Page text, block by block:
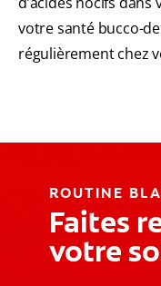
votre santé bucco-
régulièrement chez
ROUTINE
Faites
votre